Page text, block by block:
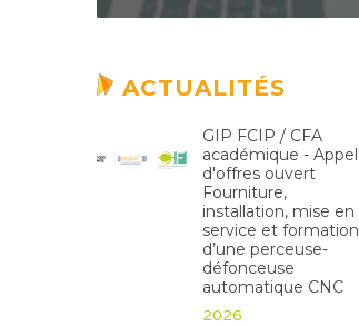
ACTUALITÉS
GIP FCIP / CFA
académique - Appel
d'offres ouvert
Fourniture,
installation, mise en
service et formation
d’une perceuse-
défonceuse
automatique CNC
2026